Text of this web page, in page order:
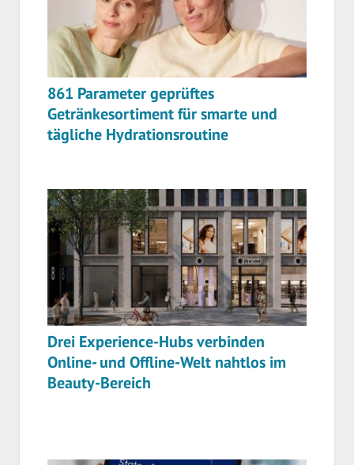
861 Parameter geprüftes
Getränkesortiment für smarte und
tägliche Hydrationsroutine
Drei Experience-Hubs verbinden
Online- und Offline-Welt nahtlos im
Beauty-Bereich